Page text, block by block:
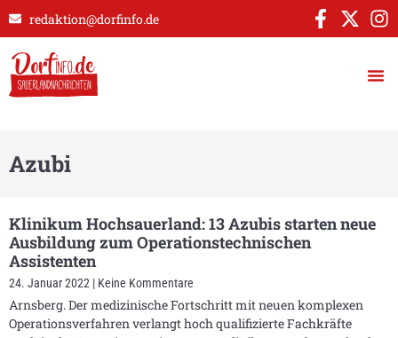
redaktion@dorfinfo.de
Azubi
Klinikum Hochsauerland: 13 Azubis starten neue
Ausbildung zum Operationstechnischen
Assistenten
24. Januar 2022 Keine Kommentare
Arnsberg. Der medizinische Fortschritt mit neuen komplexen
Operationsverfahren verlangt hoch qualifizierte Fachkräfte